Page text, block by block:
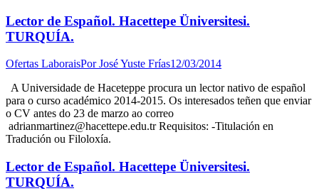
Lector de Español. Hacettepe Üniversitesi.
TURQUÍA.
Ofertas LaboraisPorJosé Yuste Frías12/03/2014
A Universidade de Haceteppe procura un lector nativo de español
para o curso académico 2014-2015. Os interesados teñen que enviar
o CV antes do 23 de marzo ao correo
adrianmartinez@hacettepe.edu.tr Requisitos: -Titulación en
Tradución ou Filoloxía.
Lector de Español. Hacettepe Üniversitesi.
TURQUÍA.